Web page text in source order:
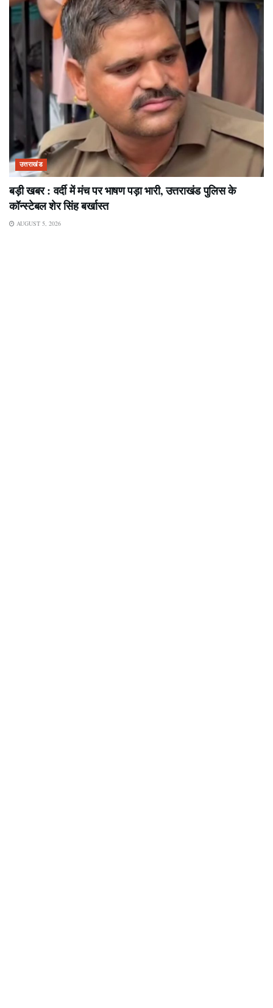
उत्तराखंड
बड़ी खबर : वर्दी में मंच पर भाषण पड़ा भारी, उत्तराखंड पुलिस के
कॉन्स्टेबल शेर सिंह बर्खास्त
AUGUST 5, 2026